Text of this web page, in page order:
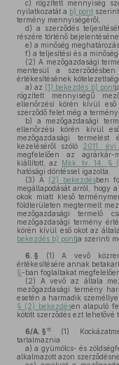
c) rögzített mennyiség
nyilatkozatát a b) pont
termény mennyiségéről,
d) a szerződés
részére történő
e) a minőség
f) a teljesítési és a
(2) A mezőgazdasági
mentesül a
értékesítésének
a) az (1) bekezdés b) pont
rögzített mennyiségű
ellenőrzési körén kívül
szerződő felet még a
b) a mezőgazdasági
ellenőrzési körén kívül
mezőgazdasági
kezeléséről szóló 2011.
megfelelően az agrárkár-
kiállított, az
Mkk. tv. 14. §
hatósági döntéssel igazolta.
(3) A (2) bekezdésben
megállapodását arról, hogy
okok miatt kieső
földterületen megtermelt
mezőgazdasági termelő
mezőgazdasági termény
körén kívül eső okot az
bekezdés b) pontja szerinti
6. § (1) A vevő
értékesítésére annak
§-ban foglaltakat
(2) A vevő az általa
mezőgazdasági termény
esetén a harmadik
§ (2) bekezdésen alapuló
kötött szerződés ezt lehetővé
6/A. § 15 (1)
tartalmaznia
a) a gyümölcs- és
alkalmazott azon